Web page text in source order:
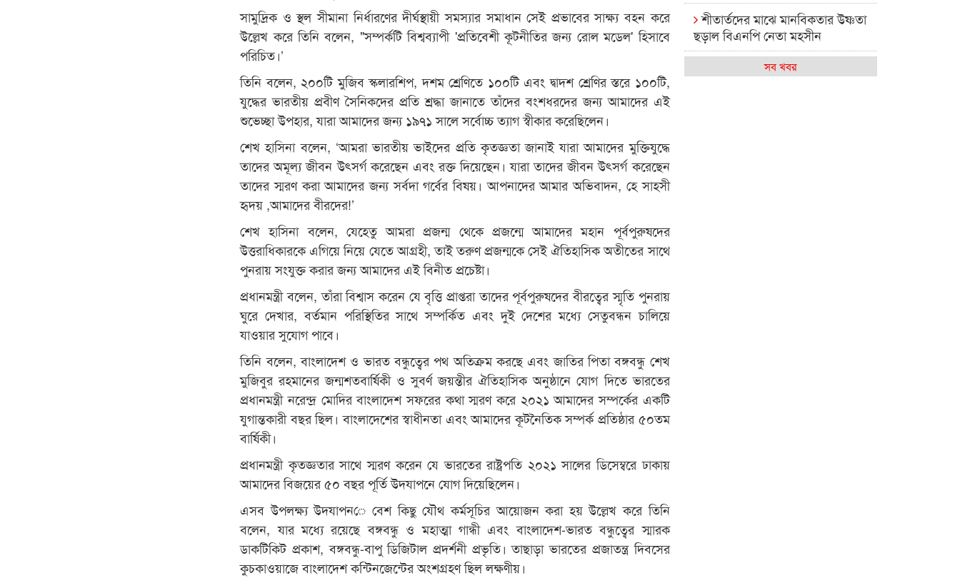
সামুদ্রিক ও স্থল সীমানা নির্ধারণের দীর্ঘস্থায়ী সমস্যার সমাধান সেই প্রভাবের সাক্ষ্য বহন করে
উল্লেখ করে তিনি বলেন, "সম্পর্কটি বিশ্বব্যাপী 'প্রতিবেশী কূটনীতির জন্য রোল মডেল' হিসাবে
পরিচিত।’
তিনি বলেন, ২০০টি মুজিব স্কলারশিপ, দশম শ্রেণিতে ১০০টি এবং দ্বাদশ শ্রেণির স্তরে ১০০টি,
যুদ্ধের ভারতীয় প্রবীণ সৈনিকদের প্রতি শ্রদ্ধা জানাতে তাঁদের বংশধরদের জন্য আমাদের এই
শুভেচ্ছা উপহার, যারা আমাদের জন্য ১৯৭১ সালে সর্বোচ্চ ত্যাগ স্বীকার করেছিলেন।
শেখ হাসিনা বলেন, ‘আমরা ভারতীয় ভাইদের প্রতি কৃতজ্ঞতা জানাই যারা আমাদের মুক্তিযুদ্ধে
তাদের অমূল্য জীবন উৎসর্গ করেছেন এবং রক্ত দিয়েছেন। যারা তাদের জীবন উৎসর্গ করেছেন
তাদের স্মরণ করা আমাদের জন্য সর্বদা গর্বের বিষয়। আপনাদের আমার অভিবাদন, হে সাহসী
হৃদয় ,আমাদের বীরদের!’
শেখ হাসিনা বলেন, যেহেতু আমরা প্রজন্ম থেকে প্রজন্মে আমাদের মহান পূর্বপুরুষদের
উত্তরাধিকারকে এগিয়ে নিয়ে যেতে আগ্রহী, তাই তরুণ প্রজন্মকে সেই ঐতিহাসিক অতীতের সাথে
পুনরায় সংযুক্ত করার জন্য আমাদের এই বিনীত প্রচেষ্টা।
প্রধানমন্ত্রী বলেন, তাঁরা বিশ্বাস করেন যে বৃত্তি প্রাপ্তরা তাদের পূর্বপুরুষদের বীরত্বের স্মৃতি পুনরায়
ঘুরে দেখার, বর্তমান পরিস্থিতির সাথে সম্পর্কিত এবং দুই দেশের মধ্যে সেতুবন্ধন চালিয়ে
যাওয়ার সুযোগ পাবে।
তিনি বলেন, বাংলাদেশ ও ভারত বন্ধুত্বের পথ অতিক্রম করছে এবং জাতির পিতা বঙ্গবন্ধু শেখ
মুজিবুর রহমানের জন্মশতবার্ষিকী ও সুবর্ণ জয়ন্তীর ঐতিহাসিক অনুষ্ঠানে যোগ দিতে ভারতের
প্রধানমন্ত্রী নরেন্দ্র মোদির বাংলাদেশ সফরের কথা স্মরণ করে ২০২১ আমাদের সম্পর্কের একটি
যুগান্তকারী বছর ছিল। বাংলাদেশের স্বাধীনতা এবং আমাদের কূটনৈতিক সম্পর্ক প্রতিষ্ঠার ৫০তম
বার্ষিকী।
প্রধানমন্ত্রী কৃতজ্ঞতার সাথে স্মরণ করেন যে ভারতের রাষ্ট্রপতি ২০২১ সালের ডিসেম্বরে ঢাকায়
আমাদের বিজয়ের ৫০ বছর পূর্তি উদযাপনে যোগ দিয়েছিলেন।
এসব উপলক্ষ্য উদযাপনে বেশ কিছু যৌথ কর্মসূচির আয়োজন করা হয় উল্লেখ করে তিনি
বলেন, যার মধ্যে রয়েছে বঙ্গবন্ধু ও মহাত্মা গান্ধী এবং বাংলাদেশ-ভারত বন্ধুত্বের স্মারক
ডাকটিকিট প্রকাশ, বঙ্গবন্ধু-বাপু ডিজিটাল প্রদর্শনী প্রভৃতি। তাছাড়া ভারতের প্রজাতন্ত্র দিবসের
কুচকাওয়াজে বাংলাদেশ কন্টিনজেন্টের অংশগ্রহণ ছিল লক্ষণীয়।
শীতার্তদের মাঝে মানবিকতার উষ্ণতা
ছড়াল বিএনপি নেতা মহসীন
রাজশাহী কলেজের মিষ্টি বিকেল
সব খবর